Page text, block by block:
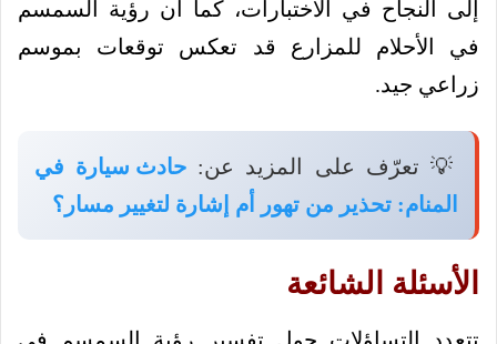
إلى النجاح في الاختبارات، كما أن رؤية السمسم
في الأحلام للمزارع قد تعكس توقعات بموسم
زراعي جيد.
💡 تعرّف على المزيد عن: حادث سيارة في
المنام: تحذير من تهور أم إشارة لتغيير مسار؟
الأسئلة الشائعة
تتعدد التساؤلات حول تفسير رؤية السمسم في